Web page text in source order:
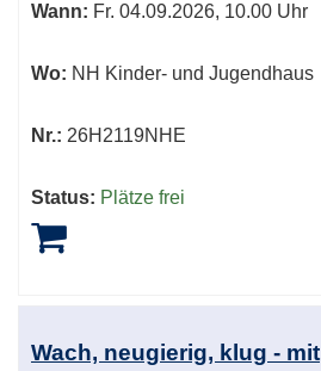
Wann: Fr. 04.09.2026, 10.00 Uhr
Wo: NH Kinder- und Jugendhaus
Nr.: 26H2119NHE
Status: Plätze frei
Wach, neugierig, klug - mit